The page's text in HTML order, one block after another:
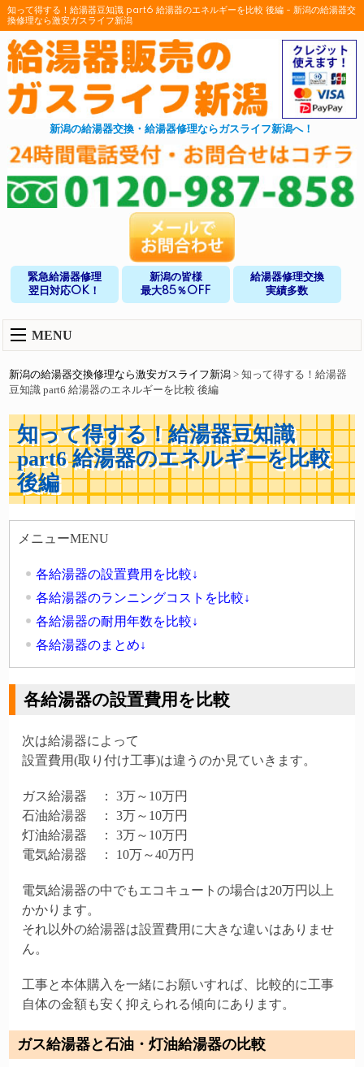
知って得する！給湯器豆知識 part6 給湯器のエネルギーを比較 後編 - 新潟の給湯器交
換修理なら激安ガスライフ新潟
新潟の給湯器交換・給湯器修理ならガスライフ新潟へ！
緊急給湯器修理
翌日対応OK！
新潟の皆様
最大85％OFF
給湯器修理交換
実績多数
MENU
新潟の給湯器交換修理なら激安ガスライフ新潟 >知って得する！給湯器
豆知識 part6 給湯器のエネルギーを比較 後編
知って得する！給湯器豆知識
part6 給湯器のエネルギーを比較
後編
メニューMENU
各給湯器の設置費用を比較↓
各給湯器のランニングコストを比較↓
各給湯器の耐用年数を比較↓
各給湯器のまとめ↓
各給湯器の設置費用を比較
次は給湯器によって
設置費用(取り付け工事)は違うのか見ていきます。
ガス給湯器 ： 3万～10万円
石油給湯器 ： 3万～10万円
灯油給湯器 ： 3万～10万円
電気給湯器 ： 10万～40万円
電気給湯器の中でもエコキュートの場合は20万円以上
かかります。
それ以外の給湯器は設置費用に大きな違いはありませ
ん。
工事と本体購入を一緒にお願いすれば、比較的に工事
自体の金額も安く抑えられる傾向にあります。
ガス給湯器と石油・灯油給湯器の比較